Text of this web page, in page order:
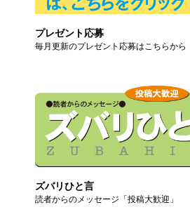
プレゼント応募
毎月更新のプレゼント応募はこちらから
ズバリひと言
読者からのメッセージ「投稿大歓迎」